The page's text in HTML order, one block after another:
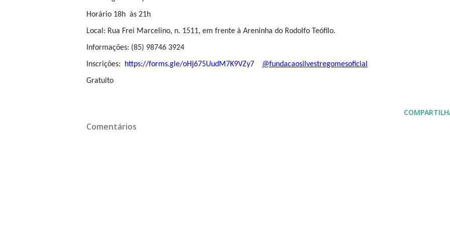
Horário 18h às 21h
Local: Rua Frei Marcelino, n. 1511, em frente à Areninha do Rodolfo Teófilo.
Informações: (85) 98746 3924
Inscrições: https://forms.gle/oHj675UudM7K9VZy7 @fundacaosilvestregomesoficial
Gratuito
Comentários